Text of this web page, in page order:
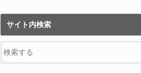
サイト内検索